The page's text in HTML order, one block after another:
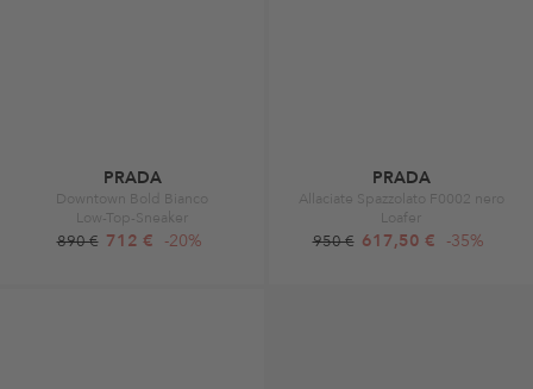
PRADA
Downtown Bold Bianco
Low-Top-Sneaker
890 € 712 € -20%
PRADA
Allaciate Spazzolato F0002 nero
Loafer
950 € 617,50 € -35%